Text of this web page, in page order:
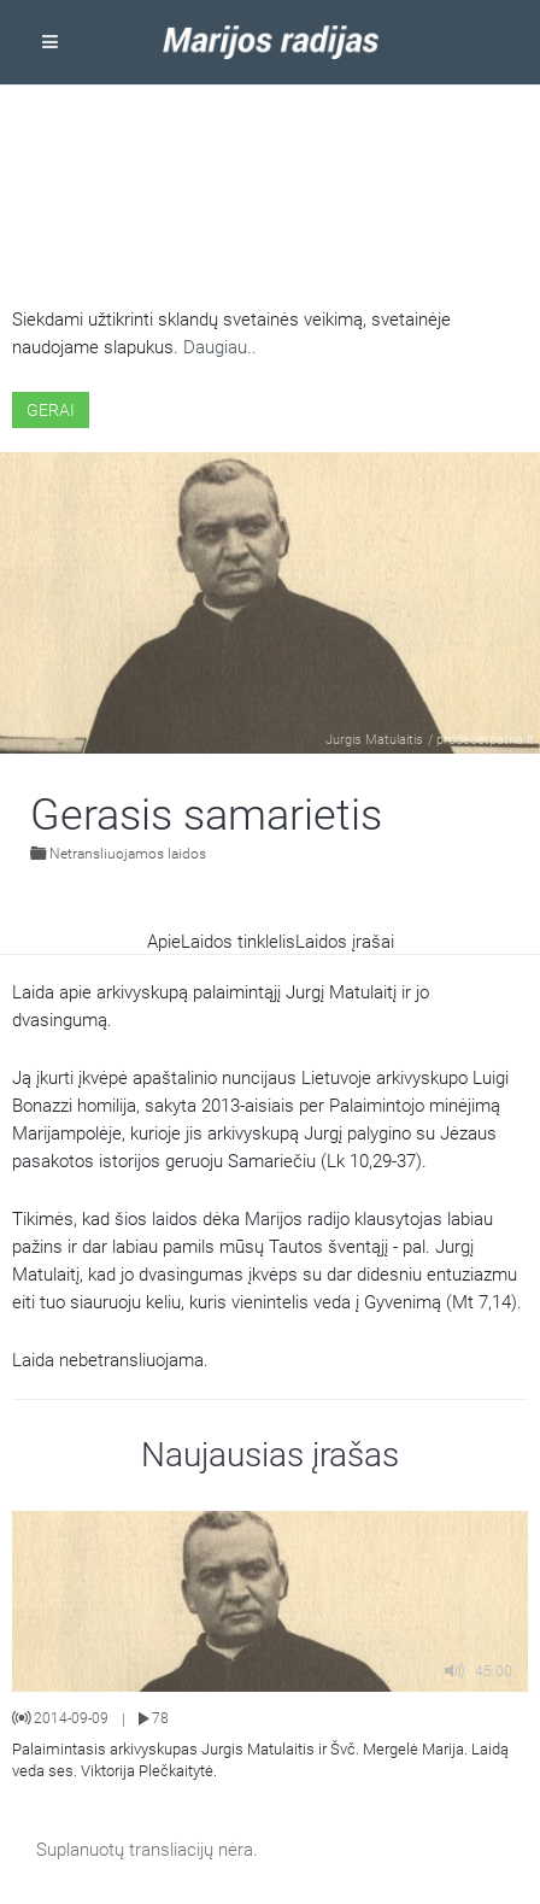
Siekdami užtikrinti sklandų svetainės veikimą, svetainėje
naudojame slapukus. Daugiau..
GERAI
Jurgis Matulaitis / prodeoetpatria.lt
Gerasis samarietis
Netransliuojamos laidos
ApieLaidos tinklelisLaidos įrašai
Laida apie arkivyskupą palaimintąjį Jurgį Matulaitį ir jo
dvasingumą.
Ją įkurti įkvėpė apaštalinio nuncijaus Lietuvoje arkivyskupo Luigi
Bonazzi homilija, sakyta 2013-aisiais per Palaimintojo minėjimą
Marijampolėje, kurioje jis arkivyskupą Jurgį palygino su Jėzaus
pasakotos istorijos geruoju Samariečiu (Lk 10,29-37).
Tikimės, kad šios laidos dėka Marijos radijo klausytojas labiau
pažins ir dar labiau pamils mūsų Tautos šventąjį - pal. Jurgį
Matulaitį, kad jo dvasingumas įkvėps su dar didesniu entuziazmu
eiti tuo siauruoju keliu, kuris vienintelis veda į Gyvenimą (Mt 7,14).
Laida nebetransliuojama.
Naujausias įrašas
45:00
2014-09-09 | 78
Palaimintasis arkivyskupas Jurgis Matulaitis ir Švč. Mergelė Marija. Laidą
veda ses. Viktorija Plečkaitytė.
Suplanuotų transliacijų nėra.